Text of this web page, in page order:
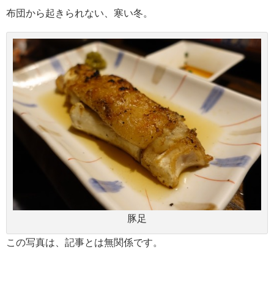
布団から起きられない、寒い冬。
豚足
この写真は、記事とは無関係です。